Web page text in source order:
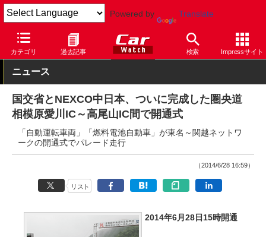
Powered by Translate
カテゴリ 過去記事 検索 Impressサイト
Car Watch ナビ その他
ニュース
国交省とNEXCO中日本、ついに完成した圏央道
相模原愛川IC～高尾山IC間で開通式
「自動運転車両」「燃料電池自動車」が東名～関越ネットワ
ークの開通式でパレード走行
（2014/6/28 16:59）
リスト
2014年6月28日15時開通